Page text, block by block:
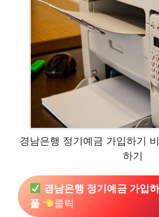
경남은행 정기예금 가입하기
하기
경남은행 정기예금 가입
플
클릭